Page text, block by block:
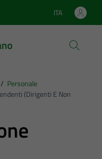
Lingua attiva:
ITA
/ Personale
(dirigenti E Non